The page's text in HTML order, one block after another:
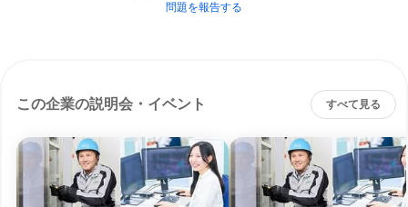
問題を報告する
この企業の説明会・イベント すべて見る